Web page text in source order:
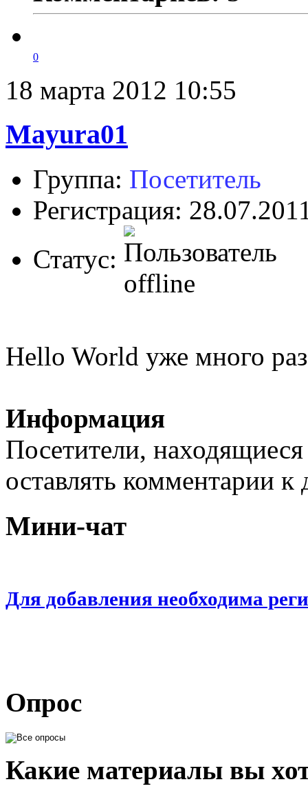
0
18 марта 2012 10:55
Mayura01
Группа: Посетитель
Регистрация:
Статус:
Hello World уже много
Информация
Посетители,
оставлять комментарии
Мини-чат
Для добавления необходима
Опрос
Какие материалы вы